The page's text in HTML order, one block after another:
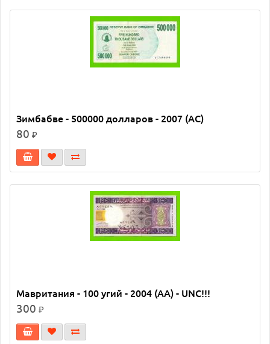
Зимбабве - 500000 долларов - 2007 (AC)
80 ₽
Мавритания - 100 угий - 2004 (AA) - UNC!!!
300 ₽